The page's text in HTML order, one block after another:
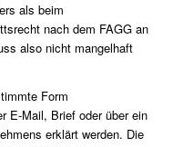
als beim
nach dem FAGG an
also nicht mangelhaft
Form
E-Mail, Brief oder über ein
erklärt werden. Die